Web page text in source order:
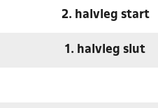
2. halvleg start
1. halvleg slut